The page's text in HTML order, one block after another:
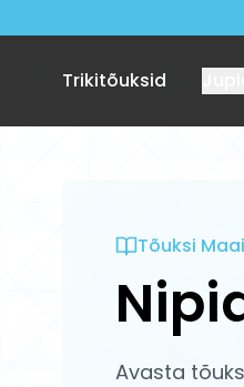
Trikitõuksid
Tõuksi
Avasta